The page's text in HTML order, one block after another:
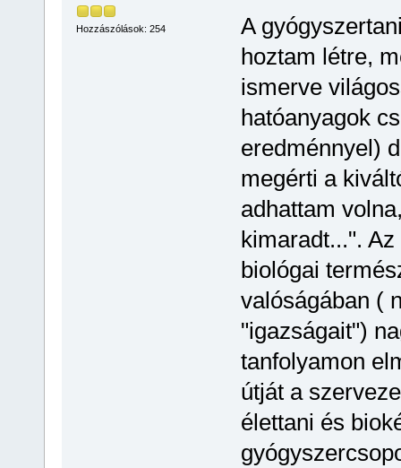
Hozzászólások: 254
A
hoztam létre,
ismerve
hatóanyagok
eredménnyel)
megérti a
adhattam
kimaradt...".
biológai
valóságában (
"igazságait")
tanfolyamon
útját a
élettani és